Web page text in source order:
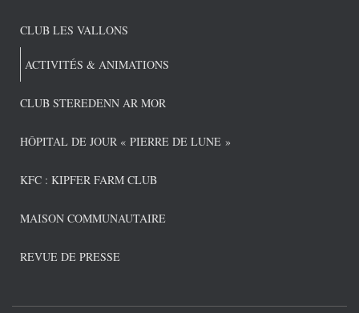
CLUB LES VALLONS
ACTIVITÉS & ANIMATIONS
CLUB STEREDENN AR MOR
HÔPITAL DE JOUR « PIERRE DE LUNE »
KFC : KIPFER FARM CLUB
MAISON COMMUNAUTAIRE
REVUE DE PRESSE